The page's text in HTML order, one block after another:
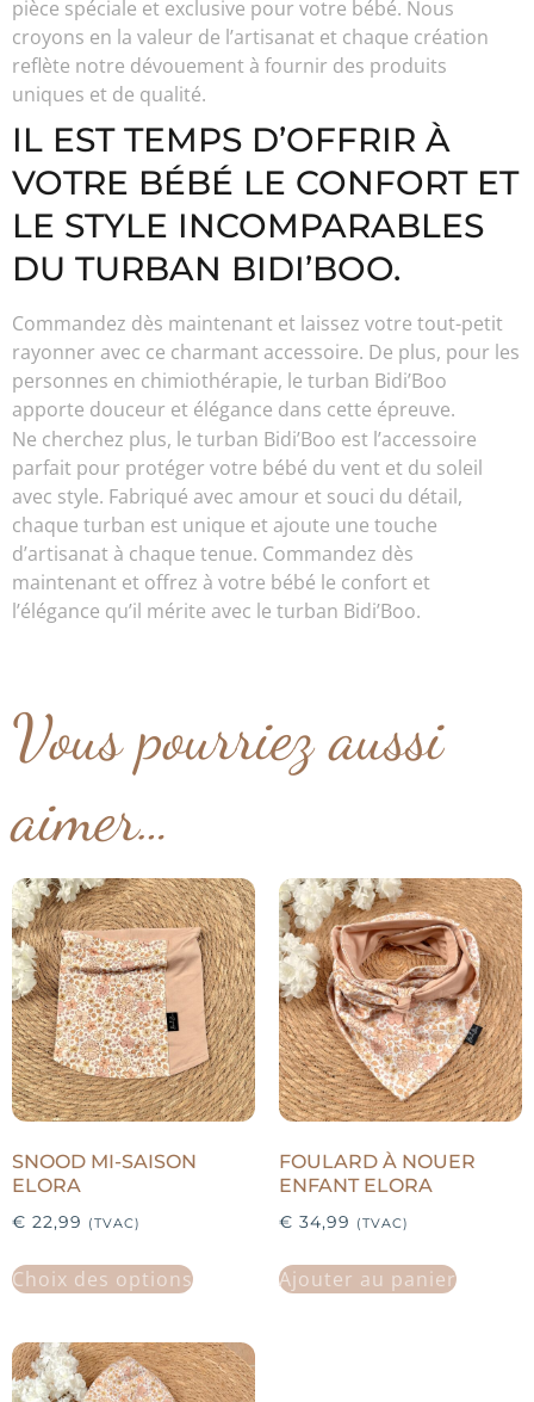
pièce spéciale et exclusive pour votre bébé. Nous
croyons en la valeur de l’artisanat et chaque création
reflète notre dévouement à fournir des produits
uniques et de qualité.
IL EST TEMPS D’OFFRIR À
VOTRE BÉBÉ LE CONFORT ET
LE STYLE INCOMPARABLES
DU TURBAN BIDI’BOO.
Commandez dès maintenant et laissez votre tout-petit
rayonner avec ce charmant accessoire. De plus, pour les
personnes en chimiothérapie, le turban Bidi’Boo
apporte douceur et élégance dans cette épreuve.
Ne cherchez plus, le turban Bidi’Boo est l’accessoire
parfait pour protéger votre bébé du vent et du soleil
avec style. Fabriqué avec amour et souci du détail,
chaque turban est unique et ajoute une touche
d’artisanat à chaque tenue. Commandez dès
maintenant et offrez à votre bébé le confort et
l’élégance qu’il mérite avec le turban Bidi’Boo.
Vous pourriez aussi
aimer…
SNOOD MI-SAISON
ELORA
€ 22,99 (TVAC)
Choix des options
FOULARD À NOUER
ENFANT ELORA
€ 34,99 (TVAC)
Ajouter au panier